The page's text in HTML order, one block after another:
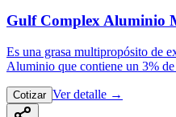
Gulf Complex Aluminio
Es una grasa multipropósito de
Aluminio que contiene un 3%
Cotizar Ver detalle →